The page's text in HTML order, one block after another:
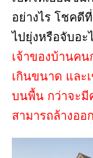
อย่างไร โชคดี
ไปยุ่งหรือจับอะ
เจ้าของบ้านคน
เกินขนาด และ
บนพื้น กว่าจะมี
สามารถล้างออ